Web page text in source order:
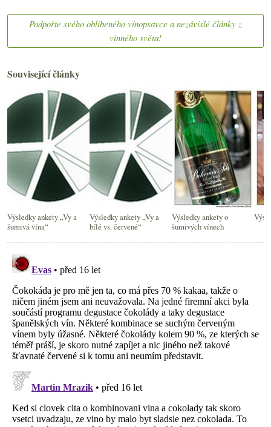
Podpořte svého oblíbeného vínopsavce a nezávislé články z
vinného světa!
Související články
Výsledky ankety „Vy a
šumivá vína“
Výsledky ankety „Vy a
bílé vs. červené“
Výsledky ankety o
šumivých vínech